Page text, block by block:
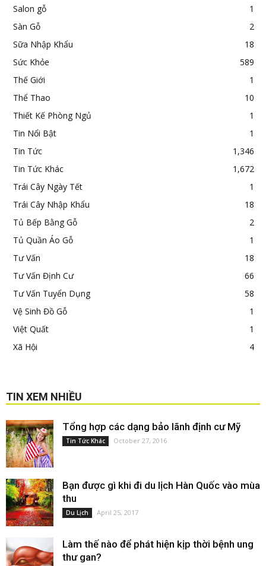
Salon gỗ
1
Sàn Gỗ
2
Sữa Nhập Khẩu
18
Sức Khỏe
589
Thế Giới
1
Thể Thao
10
Thiết Kế Phòng Ngủ
1
Tin Nổi Bật
1
Tin Tức
1,346
Tin Tức Khác
1,672
Trái Cây Ngày Tết
1
Trái Cây Nhập Khẩu
18
Tủ Bếp Bằng Gỗ
2
Tủ Quần Áo Gỗ
1
Tư Vấn
18
Tư Vấn Định Cư
66
Tư Vấn Tuyển Dụng
58
Vệ Sinh Đồ Gỗ
1
Việt Quất
1
Xã Hội
4
TIN XEM NHIỀU
Tổng hợp các dạng bảo lãnh định cư Mỹ
Tin Tức Khác October 27, 2016
Bạn được gì khi đi du lịch Hàn Quốc vào mùa
thu
Du Lịch April 25, 2017
Làm thế nào để phát hiện kịp thời bệnh ung
thư gan?